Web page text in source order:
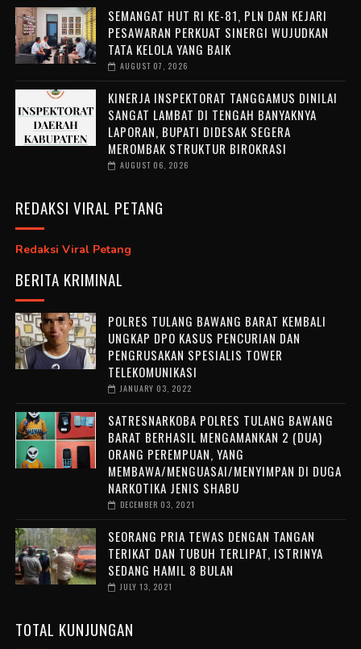
SEMANGAT HUT RI KE-81, PLN DAN KEJARI
PESAWARAN PERKUAT SINERGI WUJUDKAN
TATA KELOLA YANG BAIK
AUGUST 07, 2026
KINERJA INSPEKTORAT TANGGAMUS DINILAI
SANGAT LAMBAT DI TENGAH BANYAKNYA
LAPORAN, BUPATI DIDESAK SEGERA
MEROMBAK STRUKTUR BIROKRASI
AUGUST 06, 2026
REDAKSI VIRAL PETANG
Redaksi Viral Petang
BERITA KRIMINAL
POLRES TULANG BAWANG BARAT KEMBALI
UNGKAP DPO KASUS PENCURIAN DAN
PENGRUSAKAN SPESIALIS TOWER
TELEKOMUNIKASI
JANUARY 03, 2022
SATRESNARKOBA POLRES TULANG BAWANG
BARAT BERHASIL MENGAMANKAN 2 (DUA)
ORANG PEREMPUAN, YANG
MEMBAWA/MENGUASAI/MENYIMPAN DI DUGA
NARKOTIKA JENIS SHABU
DECEMBER 03, 2021
SEORANG PRIA TEWAS DENGAN TANGAN
TERIKAT DAN TUBUH TERLIPAT, ISTRINYA
SEDANG HAMIL 8 BULAN
JULY 13, 2021
TOTAL KUNJUNGAN